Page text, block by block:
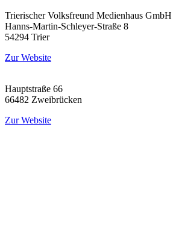
Trierischer Volksfreund Medienhaus GmbH
Hanns-Martin-Schleyer-Straße 8
54294 Trier
Zur Website
Hauptstraße 66
66482 Zweibrücken
Zur Website